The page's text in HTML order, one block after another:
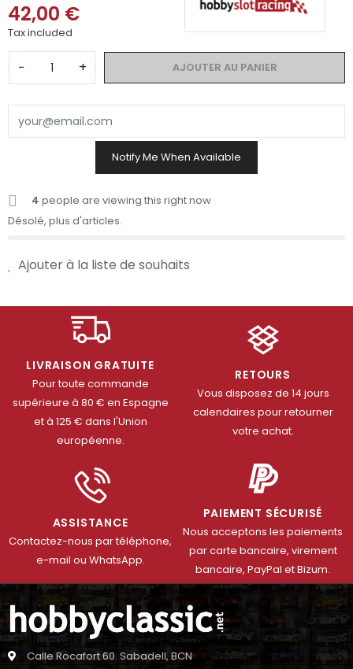
42,00 €
Tax included
− + AJOUTER AU PANIER
Notify Me When Available
4 people are viewing this right now
Désolé, plus d'articles.
Ajouter à la liste de souhaits
LIVRAISON GRATUITE
Pour toute commande
supérieure à 80 € en Espagne
et à 125 € dans l'Union
européenne.
RETOURS
Vous disposez de 14 jours
calendaires pour retourner
votre achat.
ASSISTANCE
Contactez-nous par téléphone,
e-mail ou WhatsApp.
PAIEMENT SÉCURISÉ
Nous acceptons les paiements
par carte bancaire, virement
bancaire, PayPal et Bizum.
Calle Rocafort 60. Sabadell, BCN